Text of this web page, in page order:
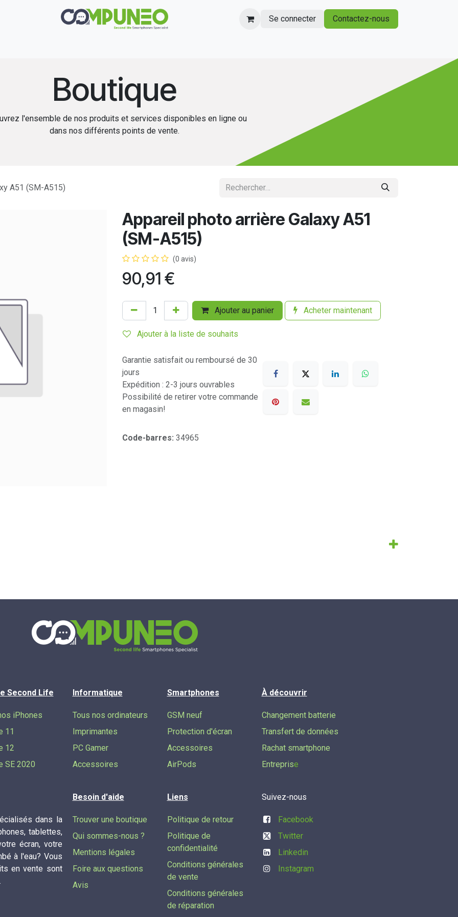
Se connecter Contactez-nous
Boutique
l'ensemble de nos produits et services disponibles en ligne ou
dans nos différents points de vente.
A51 (SM-A515)
Appareil photo arrière Galaxy A51
(SM-A515)
(0 avis)
90,91 €
Ajouter au panier Acheter maintenant
Ajouter à la liste de souhaits
Garantie satisfait ou remboursé de 30
jours
Expédition : 2-3 jours ouvrables
Possibilité de retirer votre commande
en magasin!
Code-barres: 34965
dans la
tablettes,
écran, votre
à l'eau? Vous
en vente sont
Informatique
Tous nos ordinateurs
Imprimantes
PC Gamer
Accessoires
Smartphones
GSM neuf
Protection d'écran
Accessoires
AirPods
À découvrir
Changement batterie
Transfert de données​
Rachat smartphone
Entreprise
Second Life
iPhones
11
12
SE 2020
Besoin d'aide
Trouver une boutique
Qui sommes-nous ?
Mentions légales
Foire aux questions
Avis
Liens
Politique de retour
Politique de
confidentialité
Conditions générales
de vente
Conditions générales
de réparation
Suivez-nous
Facebook
Twitter
Linkedin
Instagram